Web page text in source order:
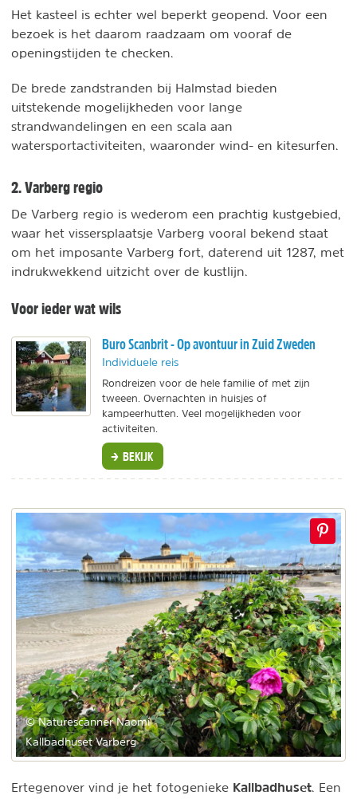
Het kasteel is echter wel beperkt geopend. Voor een
bezoek is het daarom raadzaam om vooraf de
openingstijden te checken.
De brede zandstranden bij Halmstad bieden
uitstekende mogelijkheden voor lange
strandwandelingen en een scala aan
watersportactiviteiten, waaronder wind- en kitesurfen.
2. Varberg regio
De Varberg regio is wederom een prachtig kustgebied,
waar het vissersplaatsje Varberg vooral bekend staat
om het imposante Varberg fort, daterend uit 1287, met
indrukwekkend uitzicht over de kustlijn.
Voor ieder wat wils
Buro Scanbrit - Op avontuur in Zuid Zweden
Individuele reis
Rondreizen voor de hele familie of met zijn
tweeen. Overnachten in huisjes of
kampeerhutten. Veel mogelijkheden voor
activiteiten.
BEKIJK
© Naturescanner Naomi
Kallbadhuset Varberg
Ertegenover vind je het fotogenieke Kallbadhuset. Een